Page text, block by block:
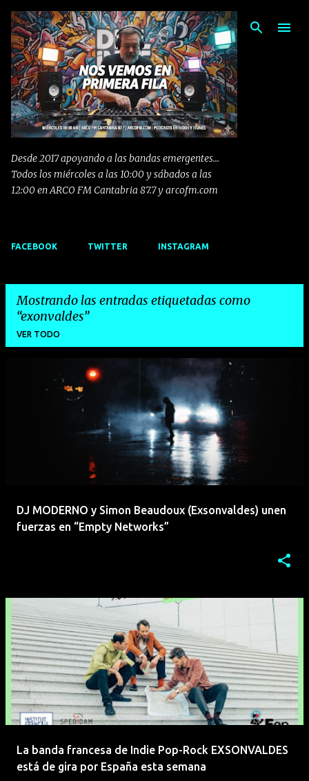
Ir al contenido principal
Desde 2017 apoyando a las bandas emergentes...
Todos los miércoles a las 10:00 y sábados a las
12:00 en ARCO FM Cantabria 87.7 y arcofm.com
FACEBOOK TWITTER INSTAGRAM
Mostrando las entradas etiquetadas como
exonvaldes
VER TODO
DJ MODERNO y Simon Beaudoux (Exsonvaldes) unen
fuerzas en “Empty Networks”
La banda francesa de Indie Pop-Rock EXSONVALDES
está de gira por España esta semana